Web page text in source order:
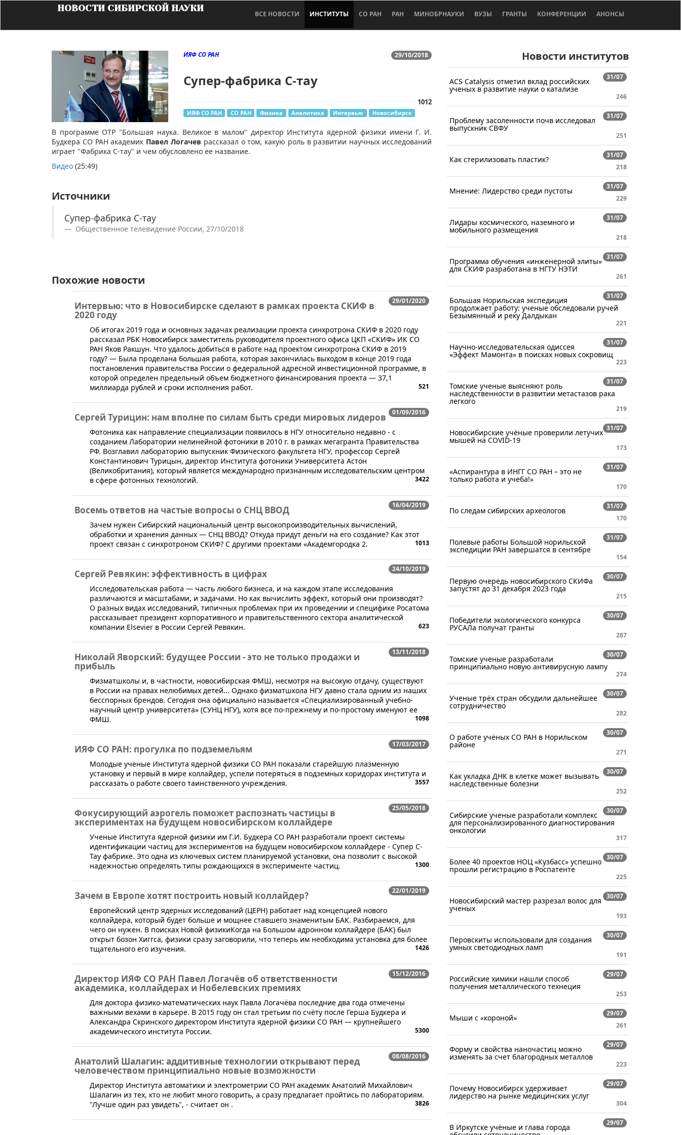
НОВОСТИ СИБИРСКОЙ НАУКИ
ВСЕ НОВОСТИ ИНСТИТУТЫ СО РАН РАН МИНОБРНАУКИ ВУЗЫ ГРАНТЫ КОНФЕРЕНЦИИ АНОНСЫ
29/10/2018
ИЯФ СО РАН
Супер-фабрика С-тау
1012
ИЯФ СО РАН СО РАН Физика Аналитика Интервью Новосибирск
В программе ОТР "Большая наука. Великое в малом" директор Института ядерной физики имени Г. И.
Будкера СО РАН академик Павел Логачев рассказал о том, какую роль в развитии научных исследований
играет "Фабрика С-тау" и чем обусловлено ее название.
Видео (25:49)
Источники
Супер-фабрика С-тау
Общественное телевидение России, 27/10/2018
Похожие новости
29/01/2020
Интервью: что в Новосибирске сделают в рамках проекта СКИФ в
2020 году
​Об итогах 2019 года и основных задачах реализации проекта синхротрона СКИФ в 2020 году
рассказал РБК Новосибирск заместитель руководителя проектного офиса ЦКП «СКИФ» ИК СО
РАН Яков Ракшун. Что удалось добиться в работе над проектом синхротрона СКИФ в 2019
году? — Была проделана большая работа, которая закончилась выходом в конце 2019 года
постановления правительства России о федеральной адресной инвестиционной программе, в
которой определен предельный объем бюджетного финансирования проекта — 37,1
миллиарда рублей и сроки исполнения работ.
521
01/09/2016
Сергей Турицин: нам вполне по силам быть среди мировых лидеров
Фотоника как направление специализации появилось в НГУ относительно недавно - с
созданием Лаборатории нелинейной фотоники в 2010 г. в рамках мегагранта Правительства
РФ. Возглавил лабораторию выпускник Физического факультета НГУ, профессор Сергей
Константинович Турицын, директор Института фотоники Университета Астон
(Великобритания), который является международно признанным исследовательским центром
в сфере фотонных технологий.
3422
16/04/2019
Восемь ответов на частые вопросы о СНЦ ВВОД
Зачем нужен Сибирский национальный центр высокопроизводительных вычислений,
обработки и хранения данных — СНЦ ВВОД? Откуда придут деньги на его создание? Как этот
проект связан с синхротроном СКИФ? С другими проектами «Академгородка 2.
1013
24/10/2019
Сергей Ревякин: эффективность в цифрах
Исследовательская работа — часть любого бизнеса, и на каждом этапе исследования
различаются и масштабами, и задачами. Но как вычислить эффект, который они производят?
О разных видах исследований, типичных проблемах при их проведении и специфике Росатома
рассказывает президент корпоративного и правительственного сектора аналитической
компании Elsevier в России Сергей Ревякин.
623
13/11/2018
Николай Яворский: будущее России - это не только продажи и
прибыль
​Физматшколы и, в частности, новосибирская ФМШ, несмотря на высокую отдачу, существуют
в России на правах нелюбимых детей... Однако физматшкола НГУ давно стала одним из наших
бесспорных брендов. Сегодня она официально называется «Специализированный учебно-
научный центр университета» (СУНЦ НГУ), хотя все по-прежнему и по-простому именуют ее
ФМШ.
1098
17/03/2017
ИЯФ СО РАН: прогулка по подземельям
Молодые ученые Института ядерной физики СО РАН показали старейшую плазменную
установку и первый в мире коллайдер, успели потеряться в подземных коридорах института и
рассказать о работе своего таинственного учреждения.
3557
25/05/2018
Фокусирующий аэрогель поможет распознать частицы в
экспериментах на будущем новосибирском коллайдере
​Ученые Института ядерной физики им Г.И. Будкера СО РАН разработали проект системы
идентификации частиц для экспериментов на будущем новосибирском коллайдере - Супер С-
Тау фабрике. Это одна из ключевых систем планируемой установки, она позволит с высокой
надежностью определять типы рождающихся в эксперименте частиц.
1300
22/01/2019
Зачем в Европе хотят построить новый коллайдер?
​Европейский центр ядерных исследований (ЦЕРН) работает над концепцией нового
коллайдера, который будет больше и мощнее ставшего знаменитым БАК. Разбираемся, для
чего он нужен. В поисках Новой физикиКогда на Большом адронном коллайдере (БАК) был
открыт бозон Хиггса, физики сразу заговорили, что теперь им необходима установка для более
тщательного его изучения.
1426
15/12/2016
Директор ИЯФ СО РАН Павел Логачёв об ответственности
академика, коллайдерах и Нобелевских премиях
Для доктора физико-математических наук Павла Логачёва последние два года отмечены
важными вехами в карьере. В 2015 году он стал третьим по счёту после Герша Будкера и
Александра Скринского директором Института ядерной физики СО РАН — крупнейшего
академического института России.
5300
08/08/2016
Анатолий Шалагин: аддитивные технологии открывают перед
человечеством принципиально новые возможности
​Директор Института автоматики и электрометрии СО РАН академик Анатолий Михайлович
Шалагин из тех, кто не любит много говорить, а сразу предлагает пройтись по лабораториям.
"Лучше один раз увидеть", - считает он .
3826
Новости институтов
31/07
ACS Catalysis отметил вклад российских
ученых в развитие науки о катализе
246
31/07
Проблему засоленности почв исследовал
выпускник СВФУ
251
31/07
Как стерилизовать пластик?
218
31/07
Мнение: Лидерство среди пустоты
229
31/07
Лидары космического, наземного и
мобильного размещения
218
31/07
Программа обучения «инженерной элиты»
для СКИФ разработана в НГТУ НЭТИ
261
31/07
Большая Норильская экспедиция
продолжает работу: ученые обследовали ручей
Безымянный и реку Далдыкан
221
31/07
Научно-исследовательская одиссея
«Эффект Мамонта» в поисках новых сокровищ
223
31/07
Томские ученые выясняют роль
наследственности в развитии метастазов рака
легкого
219
31/07
Новосибирские учёные проверили летучих
мышей на COVID-19
173
31/07
«Аспирантура в ИНГГ СО РАН – это не
только работа и учеба!»
170
31/07
По следам сибирских археологов
170
31/07
Полевые работы Большой норильской
экспедиции РАН завершатся в сентябре
154
30/07
Первую очередь новосибирского СКИФа
запустят до 31 декабря 2023 года
215
30/07
Победители экологического конкурса
РУСАЛа получат гранты
287
30/07
Томские ученые разработали
принципиально новую антивирусную лампу
274
30/07
Ученые трёх стран обсудили дальнейшее
сотрудничество
282
30/07
О работе учёных СО РАН в Норильском
районе
271
30/07
Как укладка ДНК в клетке может вызывать
наследственные болезни
252
30/07
Сибирские ученые разработали комплекс
для персонализированного диагностирования
онкологии
317
30/07
Более 40 проектов НОЦ «Кузбасс» успешно
прошли регистрацию в Роспатенте
225
30/07
Новосибирский мастер разрезал волос для
ученых
193
30/07
Перовскиты использовали для создания
умных светодиодных ламп
191
29/07
Российские химики нашли способ
получения металлического технеция
253
29/07
Мыши с «короной»
261
29/07
Форму и свойства наночастиц можно
изменять за счет благородных металлов
223
29/07
Почему Новосибирск удерживает
лидерство на рынке медицинских услуг
304
29/07
В Иркутске учёные и глава города